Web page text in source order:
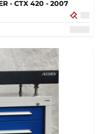
- CTX 420 - 2007